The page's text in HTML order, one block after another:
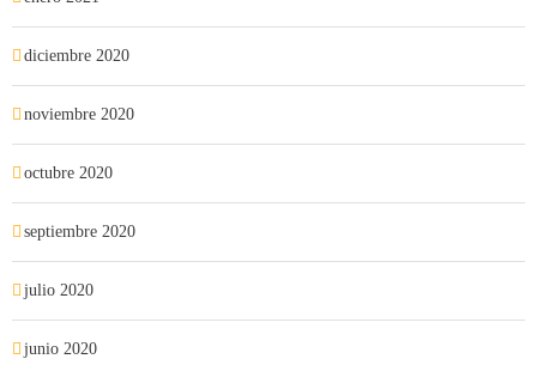
diciembre 2020
noviembre 2020
octubre 2020
septiembre 2020
julio 2020
junio 2020